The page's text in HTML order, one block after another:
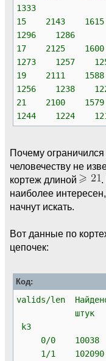
1333
15 2143
1296 1286
17 2125
1273 1257
19 2111
1256 1238
21 2100
1244 1224
Почему
человечеству не
кортеж длиной
наиболее
начнут искать.
Вот данные по
цепочек:
Код:
valids/len
k3
0/0 10038
1/1